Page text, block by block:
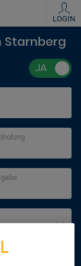
LOGIN
Starnberg